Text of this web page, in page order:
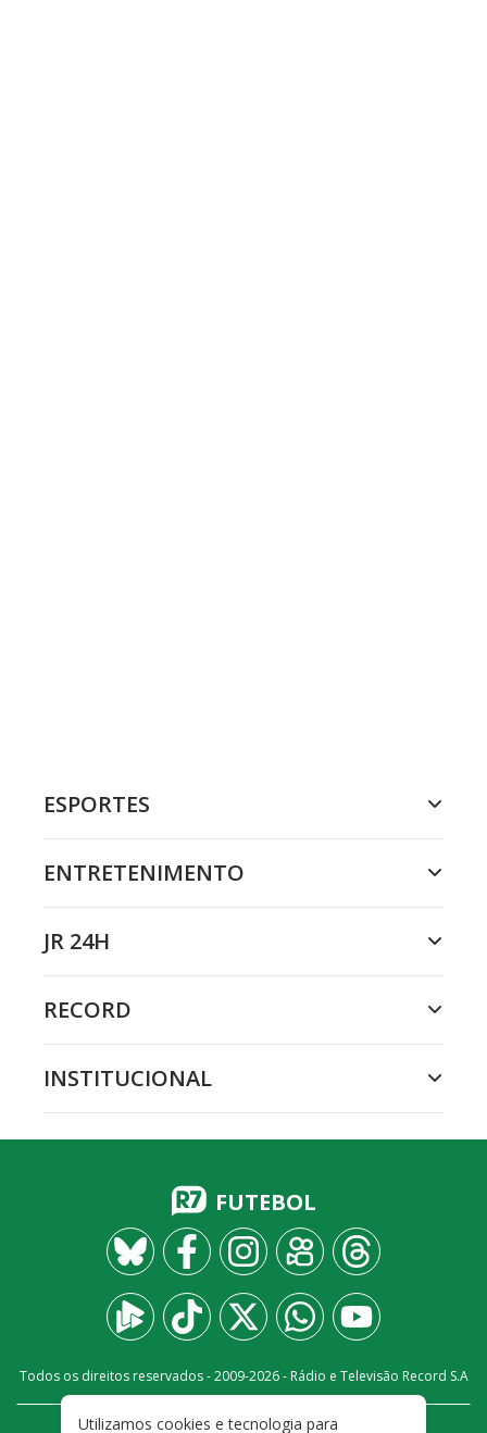
ESPORTES
ENTRETENIMENTO
JR 24H
RECORD
INSTITUCIONAL
FUTEBOL
Todos os direitos reservados - 2009-2026- Rádio e Televisão Record S.A
Utilizamos cookies e tecnologia para